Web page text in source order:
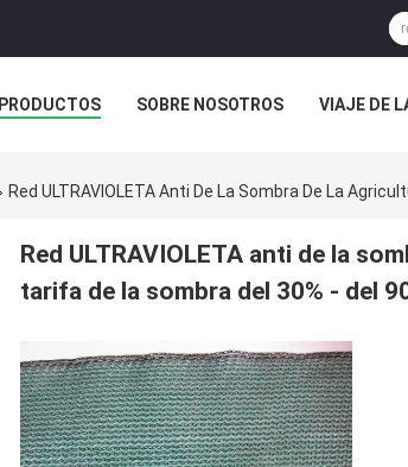
PRODUCTOS SOBRE NOSOTROS VIAJE DE
Red ULTRAVIOLETA Anti De La Sombra De La
Red ULTRAVIOLETA anti de la
tarifa de la sombra del 30% - del